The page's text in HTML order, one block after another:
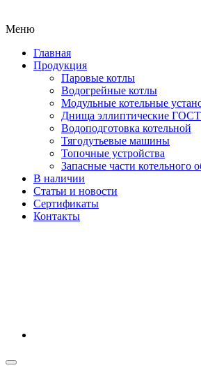
Меню
Главная
Продукция
Паровые котлы
Водогрейные котлы
Модульные котельные
Днища эллиптические
Водоподготовка котельной
Тягодутьевые машины
Топочные устройства
Запасные части котельного
В наличии
Статьи и новости
Сертификаты
Контакты